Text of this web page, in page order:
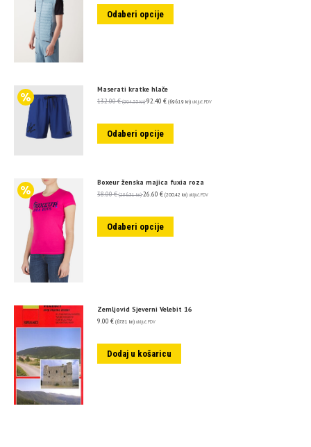
Odaberi opcije
Maserati kratke hlače
132.00€ (994.55 kn) 92.40 € (696.19 kn) uključ. PDV
Odaberi opcije
Boxeur ženska majica fuxia roza
38.00€ (286.31 kn) 26.60 € (200.42 kn) uključ. PDV
Odaberi opcije
Zemljovid Sjeverni Velebit 16
9.00 € (67.81 kn) uključ. PDV
Dodaj u košaricu